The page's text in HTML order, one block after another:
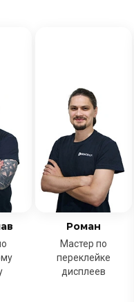
Роман
Мастер по
переклейке
дисплеев